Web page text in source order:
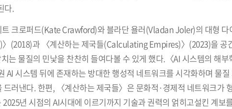
다.
크로퍼드(Kate Crawford)와 블라단 욜러(Vladan Joler)의 대형 다
(2018)과 〈계산하는 제국들(Calculating Empires)〉(2023)을 공
는 물질의 민낯을 찬찬히 들여다볼 수 있게 했다.〈AI 시스템의 해부
AI 시스템 뒤에 존재하는 방대한 행성적 네트워크를 시각화하며 물
러낸다. 한편, 〈계산하는 제국들〉은 문화적·경제적 네트워크가
년 시점의 AI시대에 이르기까지 기술과 권력의 얽히고설킨 계보